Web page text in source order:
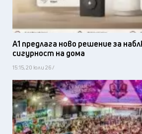
А1 предлага ново решение за
сигурност на дома
15:15, 20 юли 26 /